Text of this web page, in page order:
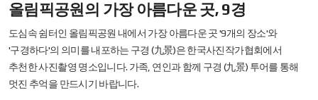
올림픽공원의 가장 아름다운 곳, 9경
도심속 쉼터인 올림픽공원 내에서 가장 아름다운 곳 '9개의 장소'와
'구경하다'의 의미를 내포하는 구경 (九景)은 한국사진작가협회에서
추천한 사진촬영 명소입니다. 가족, 연인과 함께 구경 (九景) 투어를 통해
멋진 추억을 만드시기 바랍니다.